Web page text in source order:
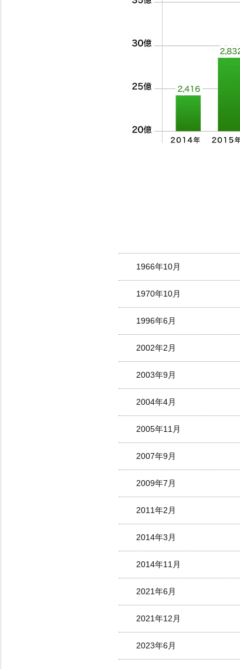
1966年10月
1970年10月
1996年6月
2002年2月
2003年9月
2004年4月
2005年11月
2007年9月
2009年7月
2011年2月
2014年3月
2014年11月
2021年6月
2021年12月
2023年6月